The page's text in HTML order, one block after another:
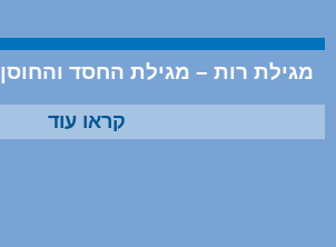
מגילת רות – מגילת החסד והחוסן
קראו עוד